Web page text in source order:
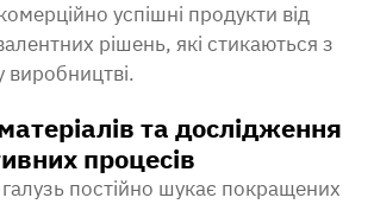
успішні продукти від
рішень, які стикаються з
та дослідження
процесів
постійно шукає покращених